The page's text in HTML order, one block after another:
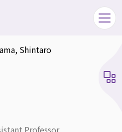
Shintaro
Professor